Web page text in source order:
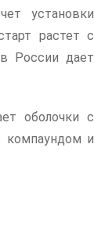
установки
растет с
России дает
оболочки с
компаундом и